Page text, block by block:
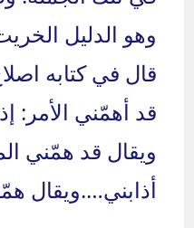
وهو الدليل
قال في كتابه
قد أهمّني الأمر:
ويقال قد همّني
أذابني….ويقال